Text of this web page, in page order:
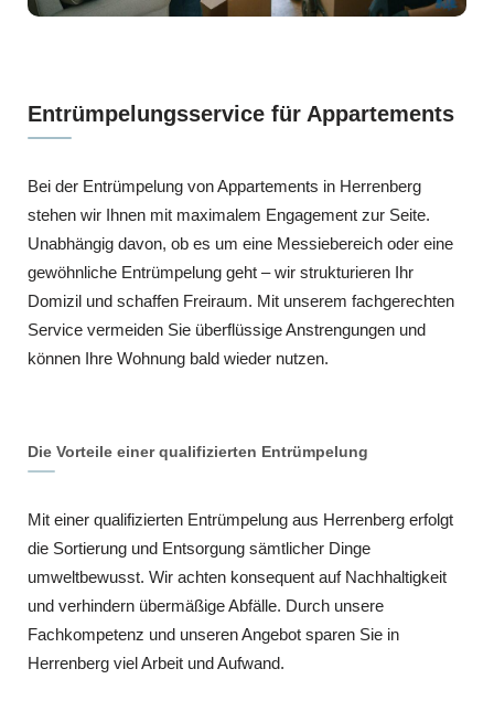
Entrümpelungsservice für Appartements
Bei der Entrümpelung von Appartements in Herrenberg
stehen wir Ihnen mit maximalem Engagement zur Seite.
Unabhängig davon, ob es um eine Messiebereich oder eine
gewöhnliche Entrümpelung geht – wir strukturieren Ihr
Domizil und schaffen Freiraum. Mit unserem fachgerechten
Service vermeiden Sie überflüssige Anstrengungen und
können Ihre Wohnung bald wieder nutzen.
Die Vorteile einer qualifizierten Entrümpelung
Mit einer qualifizierten Entrümpelung aus Herrenberg erfolgt
die Sortierung und Entsorgung sämtlicher Dinge
umweltbewusst. Wir achten konsequent auf Nachhaltigkeit
und verhindern übermäßige Abfälle. Durch unsere
Fachkompetenz und unseren Angebot sparen Sie in
Herrenberg viel Arbeit und Aufwand.